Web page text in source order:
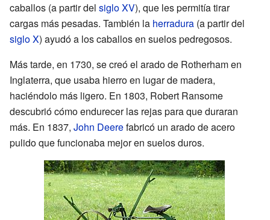
caballos (a partir del siglo XV), que les permitía tirar
cargas más pesadas. También la herradura (a partir del
siglo X) ayudó a los caballos en suelos pedregosos.
Más tarde, en 1730, se creó el arado de Rotherham en
Inglaterra, que usaba hierro en lugar de madera,
haciéndolo más ligero. En 1803, Robert Ransome
descubrió cómo endurecer las rejas para que duraran
más. En 1837, John Deerefabricó un arado de acero
pulido que funcionaba mejor en suelos duros.